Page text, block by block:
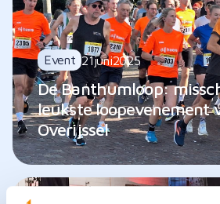
Event 21juni2025
De Banthumloop:
leukste loopevenement
Overijssel